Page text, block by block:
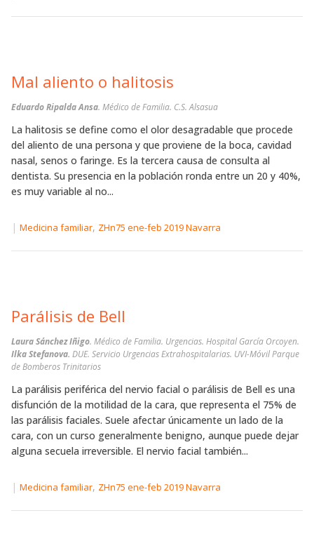
Mal aliento o halitosis
Eduardo Ripalda Ansa. Médico de Familia. C.S. Alsasua
La halitosis se define como el olor desagradable que procede
del aliento de una persona y que proviene de la boca, cavidad
nasal, senos o faringe. Es la tercera causa de consulta al
dentista. Su presencia en la población ronda entre un 20 y 40%,
es muy variable al no...
| Medicina familiar, ZHn75 ene-feb 2019 Navarra
Parálisis de Bell
Laura Sánchez Iñigo. Médico de Familia. Urgencias. Hospital García Orcoyen.
Ilka Stefanova. DUE. Servicio Urgencias Extrahospitalarias. UVI-Móvil Parque
de Bomberos Trinitarios
La parálisis periférica del nervio facial o parálisis de Bell es una
disfunción de la motilidad de la cara, que representa el 75% de
las parálisis faciales. Suele afectar únicamente un lado de la
cara, con un curso generalmente benigno, aunque puede dejar
alguna secuela irreversible. El nervio facial también...
| Medicina familiar, ZHn75 ene-feb 2019 Navarra